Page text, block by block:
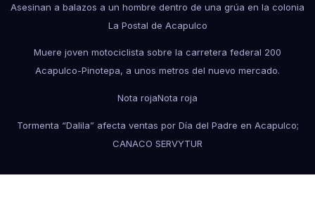
Asesinan a balazos a un hombre dentro de una grúa en la colonia
La Postal de Acapulco
Muere joven motociclista sobre la carretera federal 200
Acapulco-Pinotepa, a unos metros del nuevo mercado.
Nota rojaNota roja
Tormenta “Dalila” afecta ventas por Día del Padre en Acapulco;
CANACO SERVYTUR